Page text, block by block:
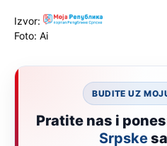
Izvor:
Foto: Ai
BUDITE UZ
Pratite nas i
Srpske